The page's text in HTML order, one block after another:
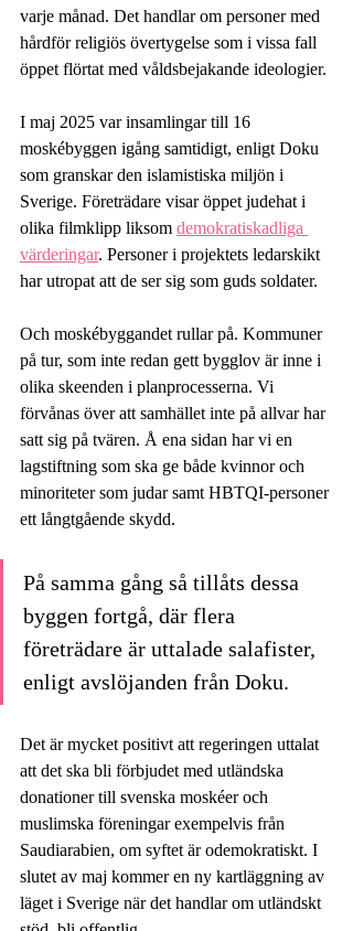
varje månad. Det handlar om personer med
hårdför religiös övertygelse som i vissa fall
öppet flörtat med våldsbejakande ideologier.
I maj 2025 var insamlingar till 16
moskébyggen igång samtidigt, enligt Doku
som granskar den islamistiska miljön i
Sverige. Företrädare visar öppet judehat i
olika filmklipp liksom demokratiskadliga
värderingar. Personer i projektets ledarskikt
har utropat att de ser sig som guds soldater.
Och moskébyggandet rullar på. Kommuner
på tur, som inte redan gett bygglov är inne i
olika skeenden i planprocesserna. Vi
förvånas över att samhället inte på allvar har
satt sig på tvären. Å ena sidan har vi en
lagstiftning som ska ge både kvinnor och
minoriteter som judar samt HBTQI-personer
ett långtgående skydd.
På samma gång så tillåts dessa
byggen fortgå, där flera
företrädare är uttalade salafister,
enligt avslöjanden från Doku.
Det är mycket positivt att regeringen uttalat
att det ska bli förbjudet med utländska
donationer till svenska moskéer och
muslimska föreningar exempelvis från
Saudiarabien, om syftet är odemokratiskt. I
slutet av maj kommer en ny kartläggning av
läget i Sverige när det handlar om utländskt